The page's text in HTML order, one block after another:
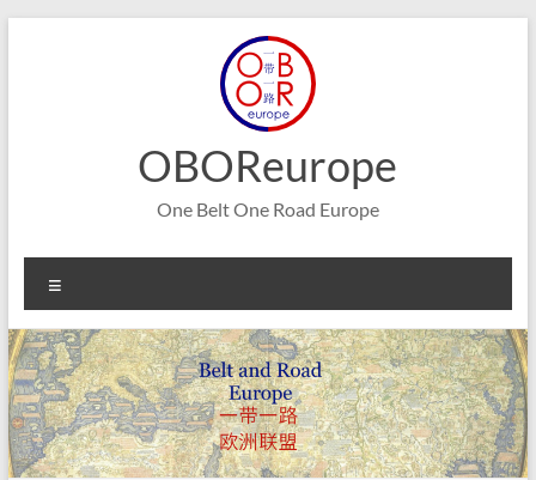
OBOReurope
One Belt One Road Europe